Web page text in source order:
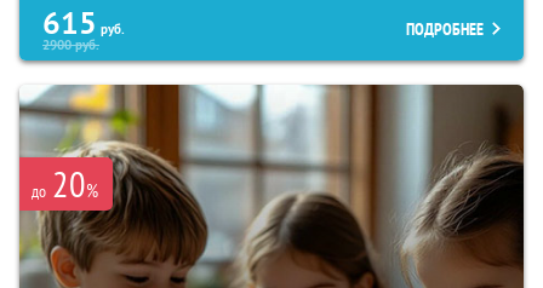
615 руб.
2900руб.
ПОДРОБНЕЕ
до 20%